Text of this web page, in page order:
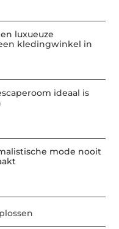
luxueuze
kledingwinkel in
ideaal is
mode nooit